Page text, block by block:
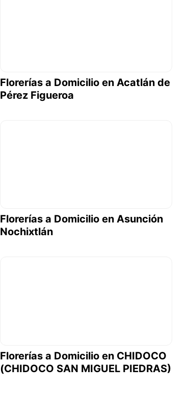
Florerías a Domicilio en Acatlán de
Pérez Figueroa
Florerías a Domicilio en Asunción
Nochixtlán
Florerías a Domicilio en CHIDOCO
(CHIDOCO SAN MIGUEL PIEDRAS)